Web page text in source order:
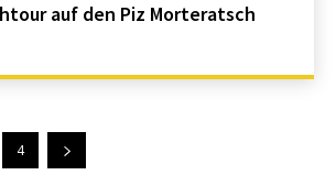
auf den Piz Morteratsch
4